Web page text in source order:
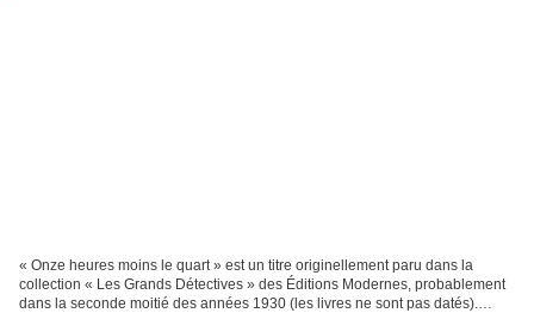
« Onze heures moins le quart » est un titre originellement paru dans la
collection « Les Grands Détectives » des Éditions Modernes, probablement
dans la seconde moitié des années 1930 (les livres ne sont pas datés).